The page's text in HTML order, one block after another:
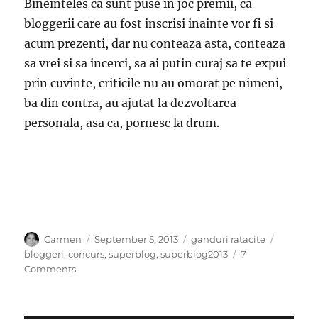
Bineinteles ca sunt puse in joc premii, ca
bloggerii care au fost inscrisi inainte vor fi si
acum prezenti, dar nu conteaza asta, conteaza
sa vrei si sa incerci, sa ai putin curaj sa te expui
prin cuvinte, criticile nu au omorat pe nimeni,
ba din contra, au ajutat la dezvoltarea
personala, asa ca, pornesc la drum.
Author
Carmen
Posted
on
September 5, 2013 Categories
ganduri ratacite
bloggeri,concurs,superblog,superblog2013
7
Commentson